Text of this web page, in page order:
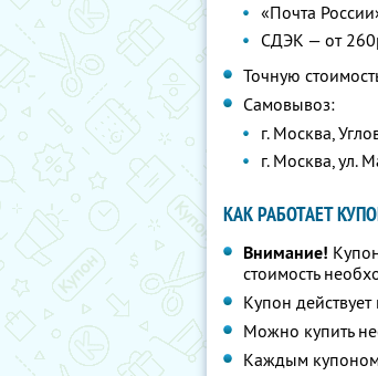
«Почта
СДЭК — от
Точную
Самовывоз:
г. Москва,
г. Москва, ул.
КАК РАБОТАЕТ
Внимание!
стоимость
Купон
Можно купить
Каждым купоном